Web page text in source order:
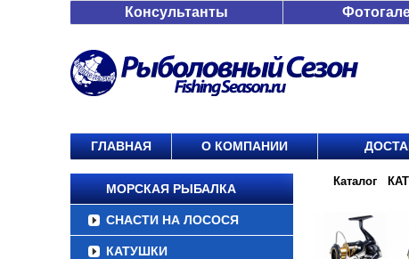
Консультанты
ГЛАВНАЯ О КОМПАНИИ
МОРСКАЯ РЫБАЛКА
СНАСТИ НА ЛОСОСЯ
КАТУШКИ
/
Каталог /